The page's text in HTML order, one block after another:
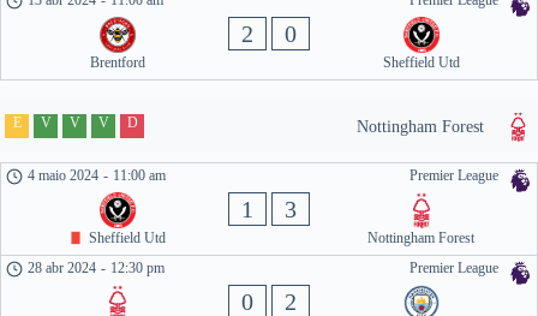
Brentford
2 0
Sheffield Utd
Nottingham Forest
E V V V D
Premier League
4 maio 2024 - 11:00 am
Sheffield Utd
1 3
Nottingham Forest
Premier League
28 abr 2024 - 12:30 pm
0 2